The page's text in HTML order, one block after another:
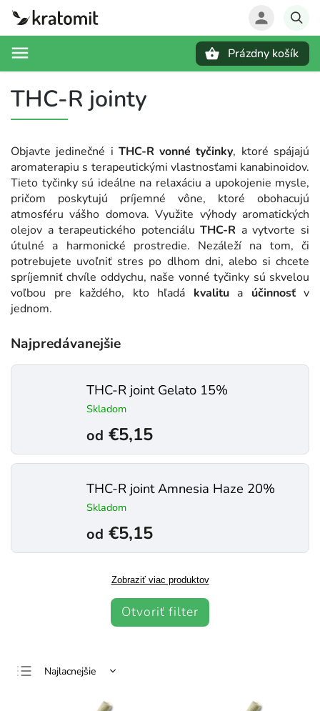
Prázdny košík
THC-R jointy
Objavte jedinečné i THC-R vonné tyčinky, ktoré spájajú
aromaterapiu s terapeutickými vlastnosťami kanabinoidov.
Tieto tyčinky sú ideálne na relaxáciu a upokojenie mysle,
pričom poskytujú príjemné vône, ktoré obohacujú
atmosféru vášho domova. Využite výhody aromatických
olejov a terapeutického potenciáluTHC-R a vytvorte si
útulné a harmonické prostredie. Nezáleží na tom, či
potrebujete uvoľniť stres po dlhom dni, alebo si chcete
spríjemniť chvíle oddychu, naše vonné tyčinky sú skvelou
voľbou pre každého, kto hľadá kvalitua účinnosťv
jednom.
Najpredávanejšie
THC-R joint Gelato 15%
Skladom
od €5,15
THC-R joint Amnesia Haze 20%
Skladom
od €5,15
Zobraziť viac produktov
Otvoriť filter
Najlacnejšie